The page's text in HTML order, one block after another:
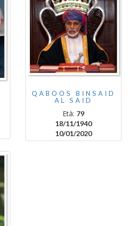
QABOOS BINSAID
AL SAID
Età: 79
18/11/1940
10/01/2020